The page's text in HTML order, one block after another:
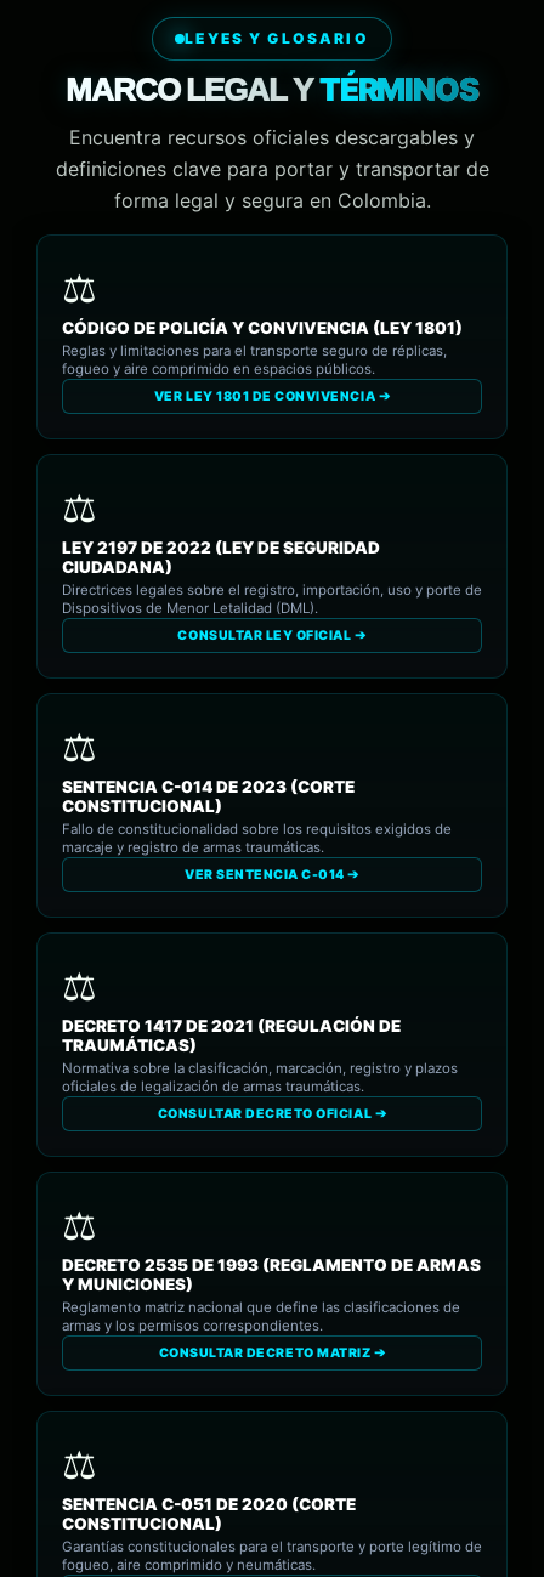
LEYES Y GLOSARIO
MARCO LEGAL YTÉRMINOS
Encuentra recursos oficiales descargables y
definiciones clave para portar y transportar de
forma legal y segura en Colombia.
CÓDIGO DE POLICÍA Y CONVIVENCIA (LEY 1801)
Reglas y limitaciones para el transporte seguro de réplicas,
fogueo y aire comprimido en espacios públicos.
VER LEY 1801 DE CONVIVENCIA ➔
LEY 2197 DE 2022 (LEY DE SEGURIDAD
CIUDADANA)
Directrices legales sobre el registro, importación, uso y porte de
Dispositivos de Menor Letalidad (DML).
CONSULTAR LEY OFICIAL ➔
SENTENCIA C-014 DE 2023 (CORTE
CONSTITUCIONAL)
Fallo de constitucionalidad sobre los requisitos exigidos de
marcaje y registro de armas traumáticas.
VER SENTENCIA C-014 ➔
DECRETO 1417 DE 2021 (REGULACIÓN DE
TRAUMÁTICAS)
Normativa sobre la clasificación, marcación, registro y plazos
oficiales de legalización de armas traumáticas.
CONSULTAR DECRETO OFICIAL ➔
DECRETO 2535 DE 1993 (REGLAMENTO DE ARMAS
Y MUNICIONES)
Reglamento matriz nacional que define las clasificaciones de
armas y los permisos correspondientes.
CONSULTAR DECRETO MATRIZ ➔
SENTENCIA C-051 DE 2020 (CORTE
CONSTITUCIONAL)
Garantías constitucionales para el transporte y porte legítimo de
fogueo, aire comprimido y neumáticas.